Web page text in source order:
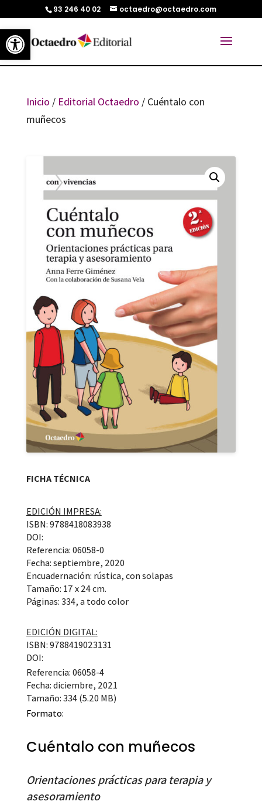
Abrir barra de herramientas
93 246 40 02 octaedro@octaedro.com
Inicio / Editorial Octaedro / Cuéntalo con
muñecos
FICHA TÉCNICA
EDICIÓN IMPRESA:
ISBN: 9788418083938
DOI:
Referencia: 06058-0
Fecha: septiembre, 2020
Encuadernación: rústica, con solapas
Tamaño: 17 x 24 cm.
Páginas: 334, a todo color
EDICIÓN DIGITAL:
ISBN: 9788419023131
DOI:
Referencia: 06058-4
Fecha: diciembre, 2021
Tamaño: 334 (5.20 MB)
Formato:
Cuéntalo con muñecos
Orientaciones prácticas para terapia y
asesoramiento